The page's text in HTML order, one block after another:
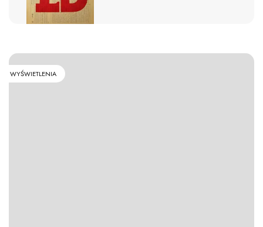
WYŚWIETLENIA